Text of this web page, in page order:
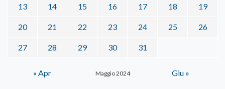
Maggio 2024
13 14 15 16 17 18 19
20 21 22 23 24 25 26
27 28 29 30 31
« Apr Giu »